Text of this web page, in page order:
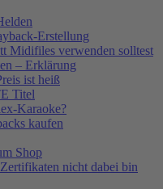
Erstellung
Midifiles verwenden solltest
– Erklärung
ist heiß
Titel
Karaoke?
kaufen
Shop
nicht dabei bin